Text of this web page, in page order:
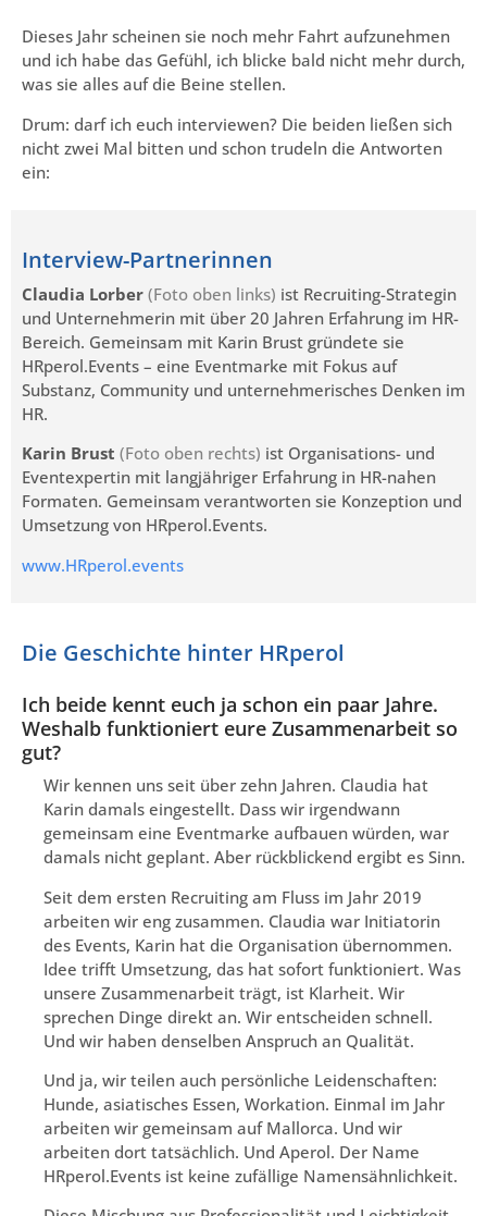
Dieses Jahr scheinen sie noch mehr Fahrt aufzunehmen
und ich habe das Gefühl, ich blicke bald nicht mehr durch,
was sie alles auf die Beine stellen.
Drum: darf ich euch interviewen? Die beiden ließen sich
nicht zwei Mal bitten und schon trudeln die Antworten
ein:
Interview-Partnerinnen
Claudia Lorber (Foto oben links) ist Recruiting-Strategin
und Unternehmerin mit über 20 Jahren Erfahrung im HR-
Bereich. Gemeinsam mit Karin Brust gründete sie
HRperol.Events – eine Eventmarke mit Fokus auf
Substanz, Community und unternehmerisches Denken im
HR.
Karin Brust (Foto oben rechts) ist Organisations- und
Eventexpertin mit langjähriger Erfahrung in HR-nahen
Formaten. Gemeinsam verantworten sie Konzeption und
Umsetzung von HRperol.Events.
www.HRperol.events
Die Geschichte hinter HRperol
Ich beide kennt euch ja schon ein paar Jahre.
Weshalb funktioniert eure Zusammenarbeit so
gut?
Wir kennen uns seit über zehn Jahren. Claudia hat
Karin damals eingestellt. Dass wir irgendwann
gemeinsam eine Eventmarke aufbauen würden, war
damals nicht geplant. Aber rückblickend ergibt es Sinn.
Seit dem ersten Recruiting am Fluss im Jahr 2019
arbeiten wir eng zusammen. Claudia war Initiatorin
des Events, Karin hat die Organisation übernommen.
Idee trifft Umsetzung, das hat sofort funktioniert. Was
unsere Zusammenarbeit trägt, ist Klarheit. Wir
sprechen Dinge direkt an. Wir entscheiden schnell.
Und wir haben denselben Anspruch an Qualität.
Und ja, wir teilen auch persönliche Leidenschaften:
Hunde, asiatisches Essen, Workation. Einmal im Jahr
arbeiten wir gemeinsam auf Mallorca. Und wir
arbeiten dort tatsächlich. Und Aperol. Der Name
HRperol.Events ist keine zufällige Namensähnlichkeit.